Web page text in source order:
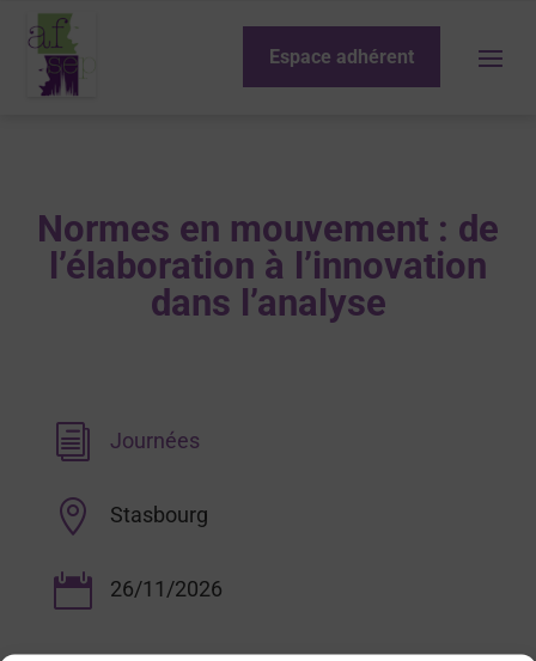
Espace adhérent
Normes en mouvement : de
l’élaboration à l’innovation
dans l’analyse
i Journées
 Stasbourg
 26/11/2026